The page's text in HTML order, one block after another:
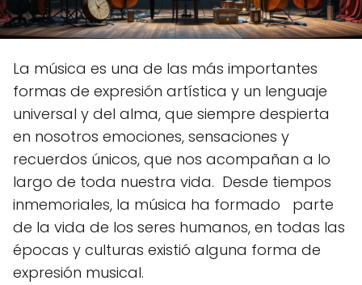
La música es una de las más importantes
formas de expresión artística y un lenguaje
universal y del alma, que siempre despierta
en nosotros emociones, sensaciones y
recuerdos únicos, que nos acompañan a lo
largo de toda nuestra vida. Desde tiempos
inmemoriales, la música ha formado parte
de la vida de los seres humanos, en todas las
épocas y culturas existió alguna forma de
expresión musical.